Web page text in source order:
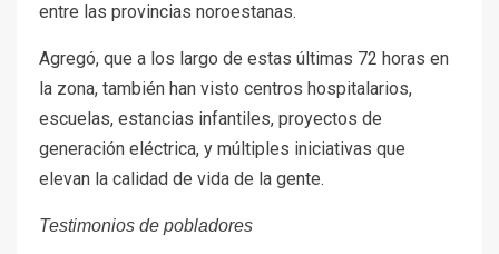
entre las provincias noroestanas.
Agregó, que a los largo de estas últimas 72 horas en
la zona, también han visto centros hospitalarios,
escuelas, estancias infantiles, proyectos de
generación eléctrica, y múltiples iniciativas que
elevan la calidad de vida de la gente.
Testimonios de pobladores